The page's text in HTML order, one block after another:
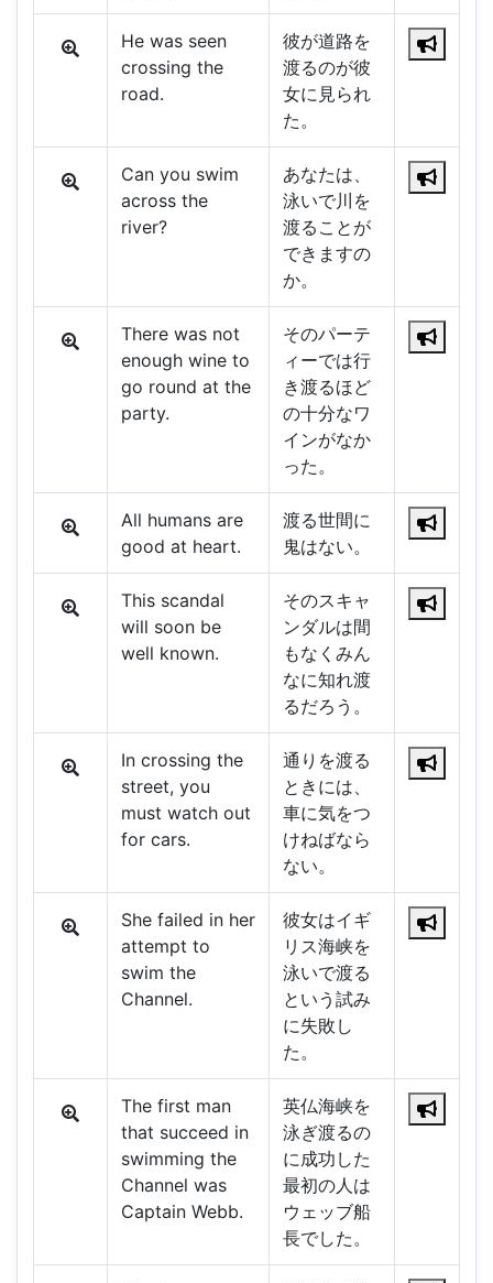
He was seen
crossing the
road.
彼が道路を
渡るのが彼
女に見られ
た。
Can you swim
across the
river?
あなたは、
泳いで川を
渡ることが
できますの
か。
There was not
enough wine to
go round at the
party.
そのパーテ
ィーでは行
き渡るほど
の十分なワ
インがなか
った。
All humans are
good at heart.
渡る世間に
鬼はない。
This scandal
will soon be
well known.
そのスキャ
ンダルは間
もなくみん
なに知れ渡
るだろう。
In crossing the
street, you
must watch out
for cars.
通りを渡る
ときには、
車に気をつ
けねばなら
ない。
She failed in her
attempt to
swim the
Channel.
彼女はイギ
リス海峡を
泳いで渡る
という試み
に失敗し
た。
The first man
that succeed in
swimming the
Channel was
Captain Webb.
英仏海峡を
泳ぎ渡るの
に成功した
最初の人は
ウェッブ船
長でした。